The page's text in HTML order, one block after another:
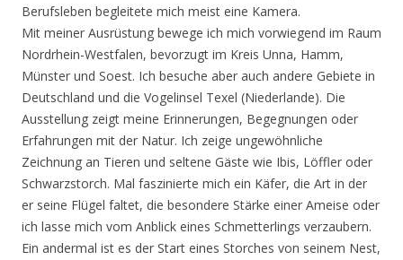
Berufsleben begleitete mich meist eine Kamera.
Mit meiner Ausrüstung bewege ich mich vorwiegend im Raum
Nordrhein-Westfalen, bevorzugt im Kreis Unna, Hamm,
Münster und Soest. Ich besuche aber auch andere Gebiete in
Deutschland und die Vogelinsel Texel (Niederlande). Die
Ausstellung zeigt meine Erinnerungen, Begegnungen oder
Erfahrungen mit der Natur. Ich zeige ungewöhnliche
Zeichnung an Tieren und seltene Gäste wie Ibis, Löffler oder
Schwarzstorch. Mal faszinierte mich ein Käfer, die Art in der
er seine Flügel faltet, die besondere Stärke einer Ameise oder
ich lasse mich vom Anblick eines Schmetterlings verzaubern.
Ein andermal ist es der Start eines Storches von seinem Nest,